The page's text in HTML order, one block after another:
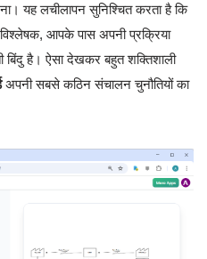
यह लचीलापन सुनिश्चित करता है कि
विश्लेषक, आपके पास अपनी प्रक्रिया
है। ऐसा देखकर बहुत शक्तिशाली
अपनी सबसे कठिन संचालन चुनौतियों का